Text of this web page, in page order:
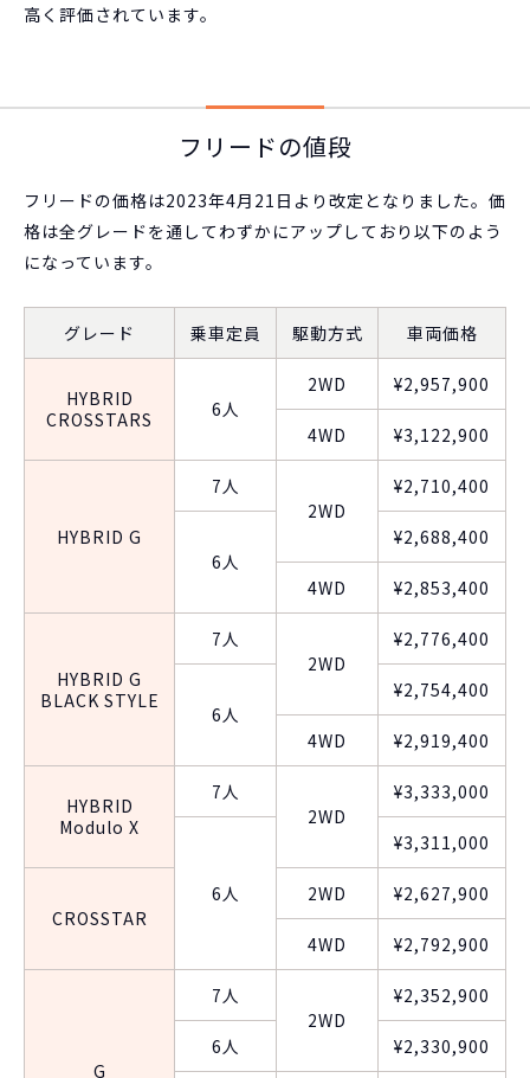
高く評価されています。
フリードの値段
フリードの価格は2023年4月21日より改定となりました。価
格は全グレードを通してわずかにアップしており以下のよう
になっています。
グレード 乗車定員 駆動方式 車両価格
HYBRID
CROSSTARS
6人
2WD ¥2,957,900
4WD ¥3,122,900
HYBRID G
7人
2WD
¥2,710,400
6人
¥2,688,400
4WD ¥2,853,400
HYBRID G
BLACK STYLE
7人
2WD
¥2,776,400
6人
¥2,754,400
4WD ¥2,919,400
HYBRID
Modulo X
7人
2WD
¥3,333,000
6人
¥3,311,000
CROSSTAR
2WD ¥2,627,900
4WD ¥2,792,900
G
7人
2WD
¥2,352,900
6人 ¥2,330,900